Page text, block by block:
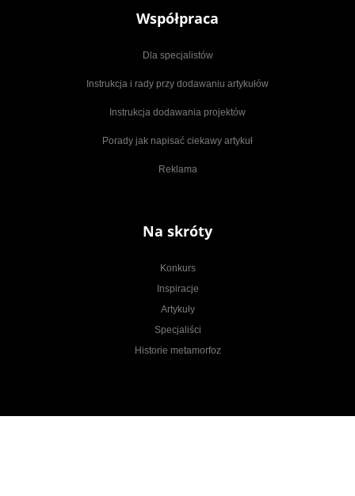
Współpraca
Dla specjalistów
Instrukcja i rady przy dodawaniu artykułów
Instrukcja dodawania projektów
Porady jak napisać ciekawy artykuł
Reklama
Na skróty
Konkurs
Inspiracje
Artykuły
Specjaliści
Historie metamorfoz